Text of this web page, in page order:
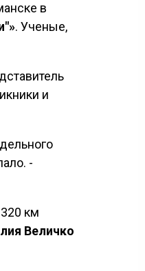
в
. Ученые,
и
-
км
Величко